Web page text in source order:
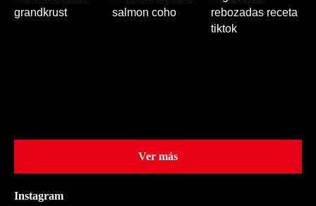
Ver más
Instagram